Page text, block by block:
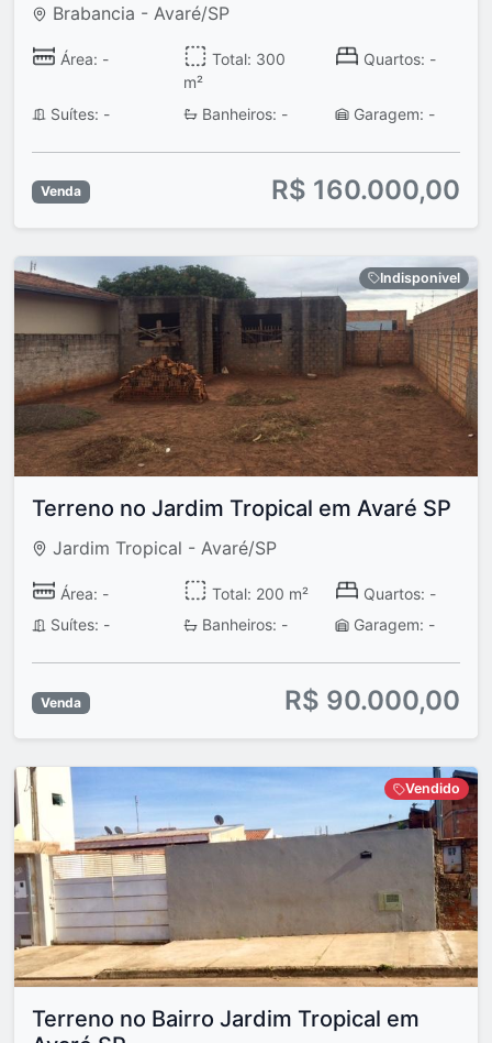
Brabancia - Avaré/SP
Área: -
Total: 300
m²
Quartos: -
Suítes: - Banheiros: - Garagem: -
Venda R$ 160.000,00
Indisponivel
Terreno no Jardim Tropical em Avaré SP
Jardim Tropical - Avaré/SP
Área: - Total: 200 m²
Quartos: -
Suítes: -
Banheiros: - Garagem: -
Venda R$ 90.000,00
Vendido
Terreno no Bairro Jardim Tropical em